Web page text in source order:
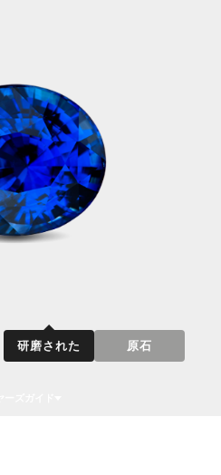
研磨された 原石